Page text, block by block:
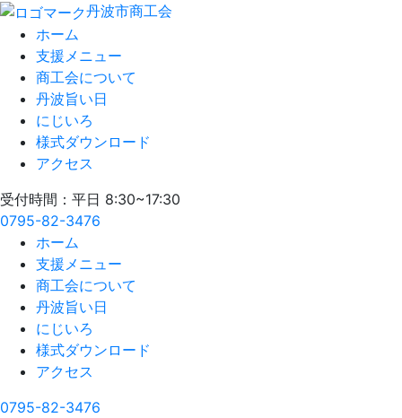
丹波市商工会
ホーム
支援メニュー
商工会について
丹波旨い日
にじいろ
様式ダウンロード
アクセス
受付時間：平日 8:30~17:30
0795-82-3476
ホーム
支援メニュー
商工会について
丹波旨い日
にじいろ
様式ダウンロード
アクセス
0795-82-3476